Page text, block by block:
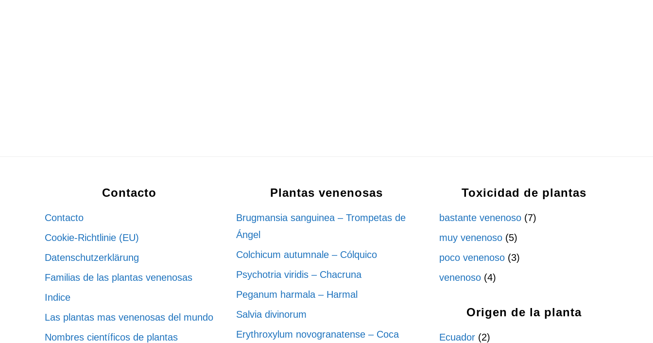
Contacto
Contacto
Cookie-Richtlinie (EU)
Datenschutzerklärung
Familias de las plantas venenosas
Indice
Las plantas mas venenosas del mundo
Nombres científicos de plantas
Plantas venenosas
Brugmansia sanguinea – Trompetas de
Ángel
Colchicum autumnale – Cólquico
Psychotria viridis – Chacruna
Peganum harmala – Harmal
Salvia divinorum
Erythroxylum novogranatense – Coca
Toxicidad de plantas
bastante venenoso (7)
muy venenoso (5)
poco venenoso (3)
venenoso (4)
Origen de la planta
Ecuador (2)